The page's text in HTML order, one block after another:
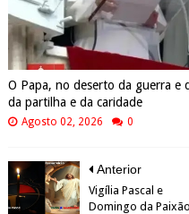
O Papa, no deserto da guerra e
da partilha e da caridade
Agosto 02, 2026 0
Anterior
Vigília Pascal e
Domingo da Paixão